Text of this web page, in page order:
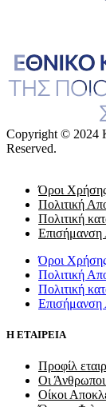
Copyright ©
Reserved.
Όροι
Πολιτική
Πολιτική
Επισήμανση
Όροι
Πολιτική
Πολιτική
Επισήμανση
Η ΕΤΑΙΡΕΙΑ
Προφίλ
Οι
Οίκοι